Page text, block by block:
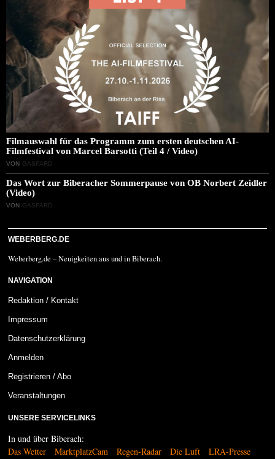
Filmauswahl für das Programm zum ersten deutschen AI-
Filmfestival von Marcel Barsotti (Teil 4 / Video)
VON GASPARD
Das Wort zur Biberacher Sommerpause von OB Norbert Zeidler
(Video)
VON GASPARD
WEBERBERG.DE
Weberberg.de – Neuigkeiten aus und in Biberach.
NAVIGATION
Redaktion / Kontakt
Impressum
Datenschutzerklärung
Anmelden
Registrieren / Abo
Veranstaltungen
UNSERE SERVICELINKS
In und über Biberach:
Das Wetter
MarktplatzCam Regen-Radar Die Luft LRA-Presse